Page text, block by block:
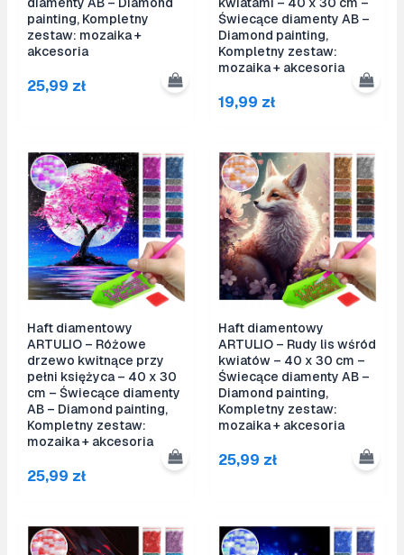
painting, Kompletny
zestaw: mozaika +
akcesoria
25,99 zł
Świecące diamenty AB –
Diamond painting,
Kompletny zestaw:
mozaika + akcesoria
19,99 zł
Haft diamentowy
ARTULIO – Różowe
drzewo kwitnące przy
pełni księżyca – 40 x 30
cm – Świecące diamenty
AB – Diamond painting,
Kompletny zestaw:
mozaika + akcesoria
25,99 zł
Haft diamentowy
ARTULIO – Rudy lis wśród
kwiatów – 40 x 30 cm –
Świecące diamenty AB –
Diamond painting,
Kompletny zestaw:
mozaika + akcesoria
25,99 zł